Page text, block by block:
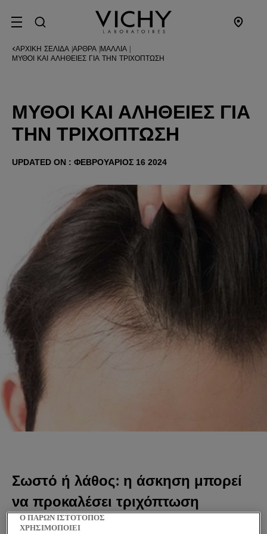
SITE MENU
ΑΡΧΙΚΉ ΣΕΛΊΔΑ ΆΡΘΡΑ ΜΑΛΛΙΆ
ΜΎΘΟΙ ΚΑΙ ΑΛΉΘΕΙΕΣ ΓΙΑ ΤΗΝ ΤΡΙΧΌΠΤΩΣΗ
ΜΎΘΟΙ ΚΑΙ ΑΛΉΘΕΙΕΣ ΓΙΑ
ΤΗΝ ΤΡΙΧΌΠΤΩΣΗ
UPDATED ON : ΦΕΒΡΟΥΆΡΙΟΣ 16 2024
Σωστό ή λάθος: η άσκηση μπορεί
να προκαλέσει τριχόπτωση
Ο ΠΑΡΩΝ ΙΣΤΟΤΟΠΟΣ
ΧΡΗΣΙΜΟΠΟΙΕΙ